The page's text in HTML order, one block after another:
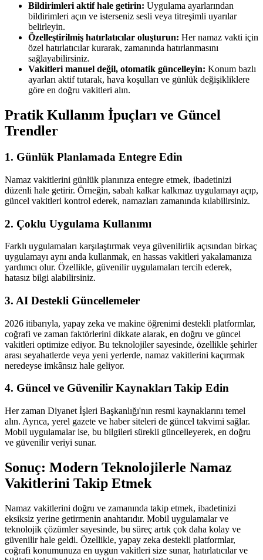
Bildirimleri aktif hale getirin: Uygulama ayarlarından
bildirimleri açın ve isterseniz sesli veya titreşimli uyarılar
belirleyin.
Özelleştirilmiş hatırlatıcılar oluşturun: Her namaz vakti için
özel hatırlatıcılar kurarak, zamanında hatırlanmasını
sağlayabilirsiniz.
Vakitleri manuel değil, otomatik güncelleyin: Konum bazlı
ayarları aktif tutarak, hava koşulları ve günlük değişikliklere
göre en doğru vakitleri alın.
Pratik Kullanım İpuçları ve Güncel
Trendler
1. Günlük Planlamada Entegre Edin
Namaz vakitlerini günlük planınıza entegre etmek, ibadetinizi
düzenli hale getirir. Örneğin, sabah kalkar kalkmaz uygulamayı açıp,
güncel vakitleri kontrol ederek, namazları zamanında kılabilirsiniz.
2. Çoklu Uygulama Kullanımı
Farklı uygulamaları karşılaştırmak veya güvenilirlik açısından birkaç
uygulamayı aynı anda kullanmak, en hassas vakitleri yakalamanıza
yardımcı olur. Özellikle, güvenilir uygulamaları tercih ederek,
hatasız bilgi alabilirsiniz.
3. AI Destekli Güncellemeler
2026 itibarıyla, yapay zeka ve makine öğrenimi destekli platformlar,
coğrafi ve zaman faktörlerini dikkate alarak, en doğru ve güncel
vakitleri optimize ediyor. Bu teknolojiler sayesinde, özellikle şehirler
arası seyahatlerde veya yeni yerlerde, namaz vakitlerini kaçırmak
neredeyse imkânsız hale geliyor.
4. Güncel ve Güvenilir Kaynakları Takip Edin
Her zaman Diyanet İşleri Başkanlığı'nın resmi kaynaklarını temel
alın. Ayrıca, yerel gazete ve haber siteleri de güncel takvimi sağlar.
Mobil uygulamalar ise, bu bilgileri sürekli güncelleyerek, en doğru
ve güvenilir veriyi sunar.
Sonuç: Modern Teknolojilerle Namaz
Vakitlerini Takip Etmek
Namaz vakitlerini doğru ve zamanında takip etmek, ibadetinizi
eksiksiz yerine getirmenin anahtarıdır. Mobil uygulamalar ve
teknolojik çözümler sayesinde, bu süreç artık çok daha kolay ve
güvenilir hale geldi. Özellikle, yapay zeka destekli platformlar,
coğrafi konumunuza en uygun vakitleri size sunar, hatırlatıcılar ve